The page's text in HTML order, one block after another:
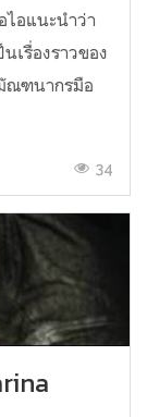
ไอแนะนำว่า
เรื่องราวของ
ณฑนากรมือ
34